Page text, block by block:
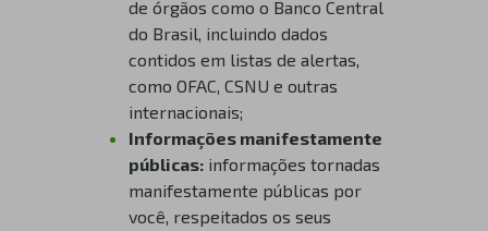
de órgãos como o Banco Central
do Brasil, incluindo dados
contidos em listas de alertas,
como OFAC, CSNU e outras
internacionais;
Informações manifestamente
públicas: informações tornadas
manifestamente públicas por
você, respeitados os seus